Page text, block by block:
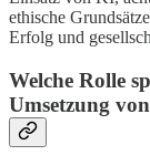
ethische
Erfolg und
Welche Rolle
Umsetzung